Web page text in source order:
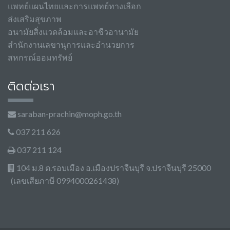
แพทย์แผนไทยและการแพทย์ทางเลือก
ส่งเสริมสุขภาพ
อนามัยสิ่งแวดล้อมและอาชีวอานามัย
สำนักงานเลขานุการและอำนวยการ
สหกรณ์ออมทรัพย์
ติดต่อเรา
saraban-prachin@moph.go.th
037 211 626
037 211 124
104 ม.8 ต.รอบเมือง อ.เมืองปราจีนบุรี จ.ปราจีนบุรี 25000
(เลขเสียภาษี 0994000261438)